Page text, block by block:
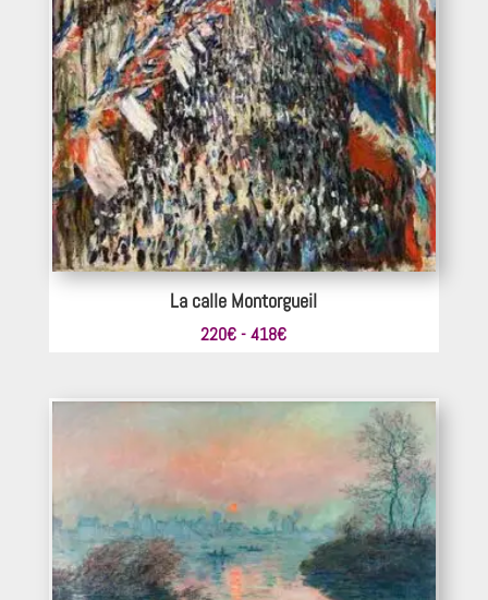
La calle Montorgueil
220€ - 418€Rango
desde
418€